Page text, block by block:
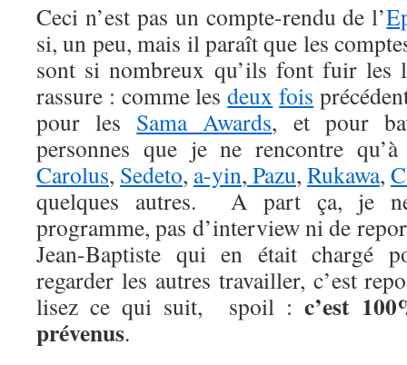
Ceci n’est pas un compte-rendu de l’
si, un peu, mais il paraît que les
sont si nombreux qu’ils font fuir les
rassure : comme lesdeux fois
pour les Sama Awards, et pour
personnes que je ne rencontre
Carolus, Sedeto, a-yin, Pazu, Rukawa,
quelques autres. A part ça, je
programme, pas d’interview ni de
Jean-Baptiste qui en était chargé
regarder les autres travailler, c’est
lisez ce qui suit, spoil : c’est
prévenus.